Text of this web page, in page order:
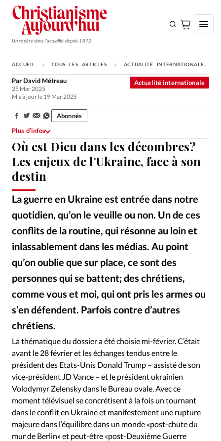
Un repère dans l'actualité depuis 1872
S'ABONNER
Monde
Opinions
Tous les articles
Faire un don
Emploi
Se connecter
Édition: Internationale
Devise:
RUBRIQUES
Tous les articles
Actualité chrétienne
Actualité internationale
Chronique
Culture
Dossier
Eglises Foi Génération réveil
Monde
Opinions
Publireportage
Relations Aujourd'hui
Société
Tour du monde des Eglises
Vécu
Vie Intérieure
ACCUEIL TOUS LES ARTICLES ACTUALITÉ INTERNATIONALE
Où est Dieu dans les décombres?
Les enjeux de l’Ukraine, face à son
destin
La guerre en Ukraine est entrée dans notre
quotidien, qu’on le veuille ou non. Un de ces
conflits de la routine, qui résonne au loin et
inlassablement dans les médias. Au point
qu’on oublie que sur place, ce sont des
personnes qui se battent; des chrétiens,
comme vous et moi, qui ont pris les armes ou
s’en défendent. Parfois contre d’autres
chrétiens.
Actualité internationale
Par David Métreau
25 Mar 2025
Mis à jour le 19 Mar 2025
Partager:
Abonnés
Plus d’infos
La thématique du dossier a été choisie mi-février. C’était
avant le 28 février et les échanges tendus entre le
président des Etats-Unis Donald Trump – assisté de son
vice-président JD Vance – et le président ukrainien
Volodymyr Zelensky dans le Bureau ovale. Avec ce
moment télévisuel se concrétisent à la fois un tournant
dans le conflit en Ukraine et manifestement une rupture
majeure dans l’équilibre dans un monde «post-chute du
mur de Berlin» et peut-être «post-Deuxième Guerre